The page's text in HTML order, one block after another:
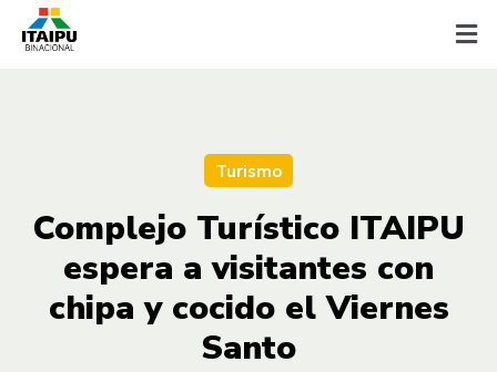
Turismo
Complejo Turístico ITAIPU
espera a visitantes con
chipa y cocido el Viernes
Santo